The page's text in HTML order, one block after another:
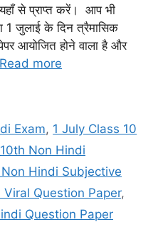
से प्राप्त करें। आप भी
1 जुलाई के दिन त्रैमासिक
आयोजित होने वाला है और
Read more
Exam, 1 July Class 10
10th Non Hindi
Hindi Subjective
Question Paper,
Question Paper